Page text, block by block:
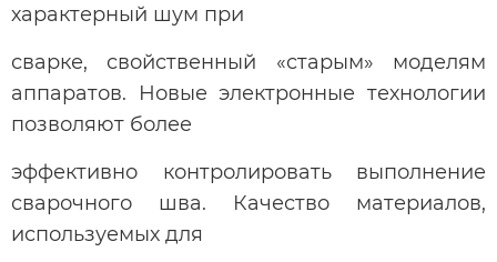
характерный шум при
сварке, свойственный «старым» моделям
аппаратов. Новые электронные технологии
позволяют более
эффективно контролировать выполнение
сварочного шва. Качество материалов,
используемых для